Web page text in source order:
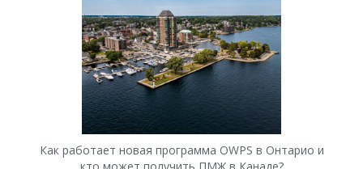
Как работает новая программа OWPS в Онтарио и